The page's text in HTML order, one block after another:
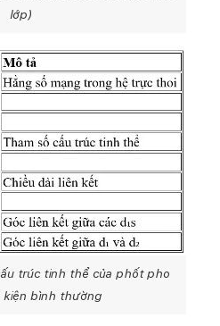
lớp)
trúc tinh thể của phốt pho
kiện bình thường